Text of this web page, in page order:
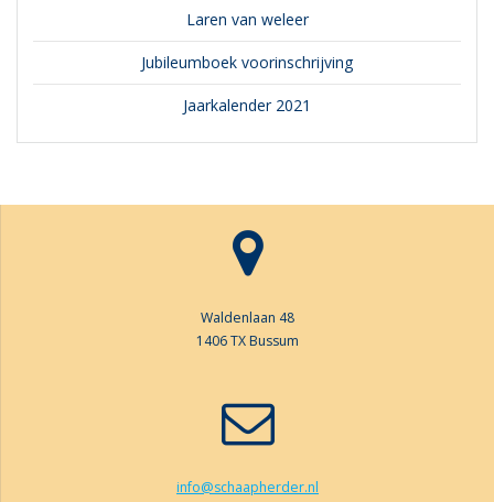
Laren van weleer
Jubileumboek voorinschrijving
Jaarkalender 2021
Waldenlaan 48
1406 TX Bussum
info@schaapherder.nl